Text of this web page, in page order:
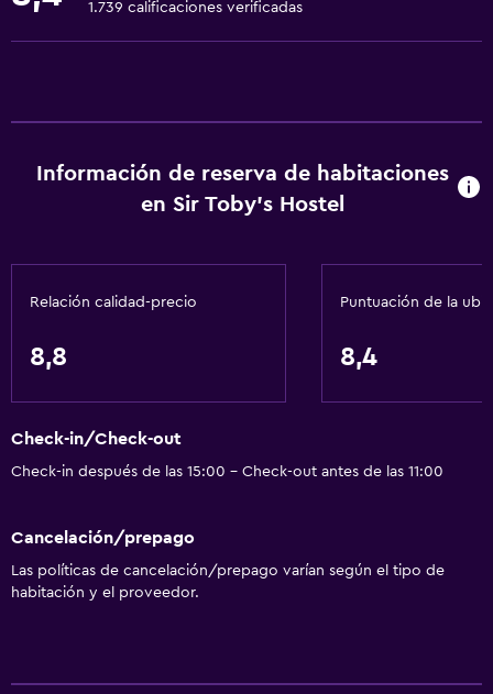
Papeleras
Habitaciones familiares
Zona de estar
Cortina
Espacio de almacenamiento
Salud y seguridad
Limpieza diaria
Cámaras CCTV en el exterior
1.739 calificaciones verificadas
Información de reserva de habitaciones
en Sir Toby's Hostel
Relación calidad-precio
8,8
Puntuación de la
8,4
Check-in/Check-out
Check-in después de las 15:00 - Check-out antes de las 11:00
Cancelación/prepago
Las políticas de cancelación/prepago varían según el tipo de
habitación y el proveedor.